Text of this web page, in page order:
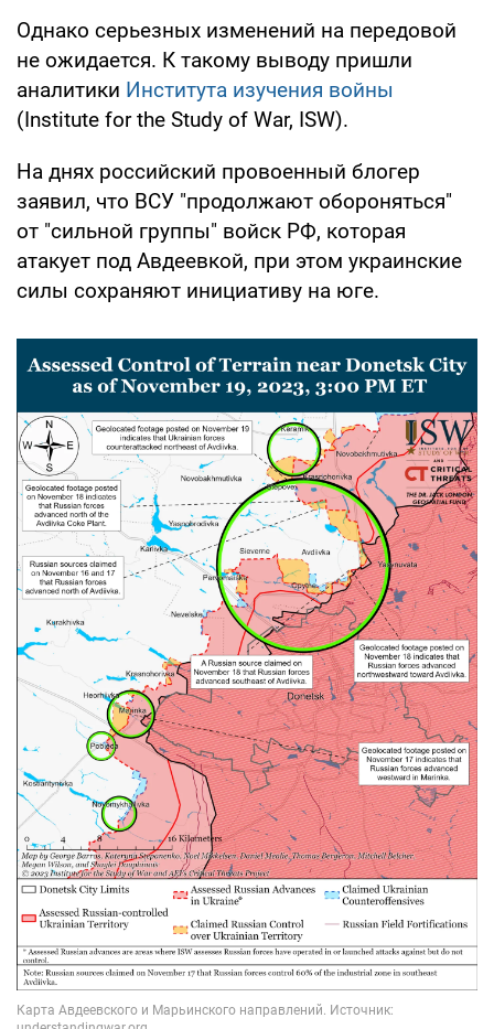
Однако серьезных изменений на передовой
не ожидается. К такому выводу пришли
аналитики Института изучения войны
(Institute for the Study of War, ISW).
На днях российский провоенный блогер
заявил, что ВСУ "продолжают обороняться"
от "сильной группы" войск РФ, которая
атакует под Авдеевкой, при этом украинские
силы сохраняют инициативу на юге.